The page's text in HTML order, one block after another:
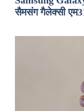
सैमसंग गैलेक्सी